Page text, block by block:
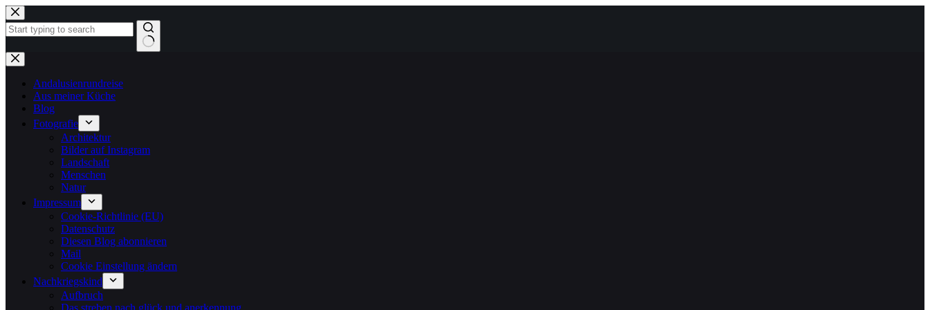
Zum
Inhalt
springen
Keine
Ergebnisse
Andalusienrundreise
Aus meiner Küche
Blog
Fotografie
Architektur
Bilder auf Instagram
Landschaft
Menschen
Natur
Impressum
Cookie-Richtlinie (EU)
Datenschutz
Diesen Blog abonnieren
Mail
Cookie Einstellung ändern
Nachkriegskind
Aufbruch
Das streben nach glück und anerkennung